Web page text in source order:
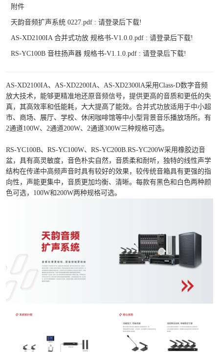
附件
天韵音频扩声系统 0227.pdf : 请登录后下载!
AS-XD2100IA 合并式功放 规格书-V1.0.0.pdf : 请登录后下载!
RS-YC100B 音柱扬声器 规格书-V1.1.0.pdf : 请登录后下载!
AS-XD2100IA、AS-XD2200IA、AS-XD2300lA采用Class-D数字音频
放大技术，能够更精准地还原音频信号，提供更高的音质和更低的失
真，其高效率和低能耗，大大提高了能效。合并式功放适用于中小超
市、商场、展厅、学校、休闲咖啡馆等中小型背景音乐播放场所。有
2通道100W、2通道200W、2通道300W三种规格可选。
RS-YC100B、RS-YC100W、RS-YC200B.RS-YC200W采用橡胶边音
盆，具有高灵敏度，音色朴实自然，音质柔和耐听，独特的线性声学
结构在传递中高频声音时具有较好的效果，较传统音箱具有更强的指
向性，声能更集中，音质更加均衡、清晰。每款有黑色和白色两种颜
色可选，100W和200W两种规格可选。